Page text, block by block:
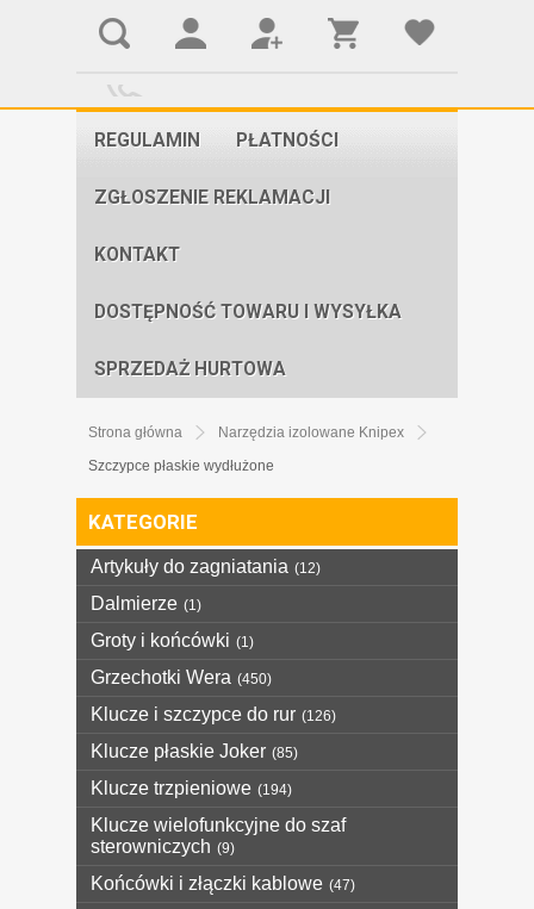
REGULAMIN PŁATNOŚCI
ZGŁOSZENIE REKLAMACJI
KONTAKT
DOSTĘPNOŚĆ TOWARU I WYSYŁKA
SPRZEDAŻ HURTOWA
Strona główna
Narzędzia izolowane Knipex
Szczypce płaskie wydłużone
KATEGORIE
Artykuły do zagniatania (12)
Dalmierze (1)
Groty i końcówki (1)
Grzechotki Wera (450)
Klucze i szczypce do rur (126)
Klucze płaskie Joker (85)
Klucze trzpieniowe (194)
Klucze wielofunkcyjne do szaf
sterowniczych (9)
Końcówki i złączki kablowe (47)